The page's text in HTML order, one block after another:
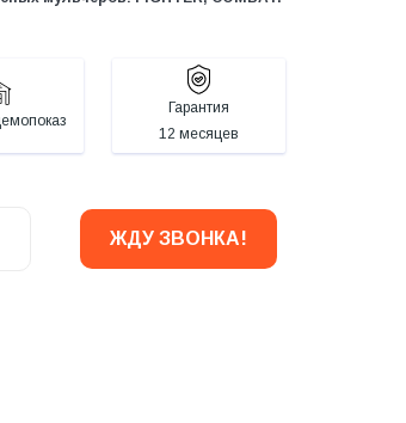
Гарантия
12 месяцев